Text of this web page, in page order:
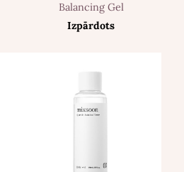
Balancing Gel
Izpārdots